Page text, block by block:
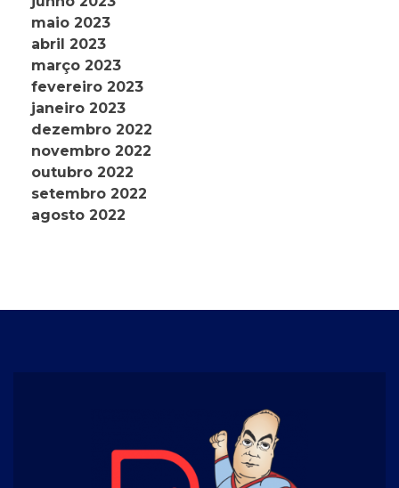
maio 2023
abril 2023
março 2023
fevereiro 2023
janeiro 2023
dezembro 2022
novembro 2022
outubro 2022
setembro 2022
agosto 2022